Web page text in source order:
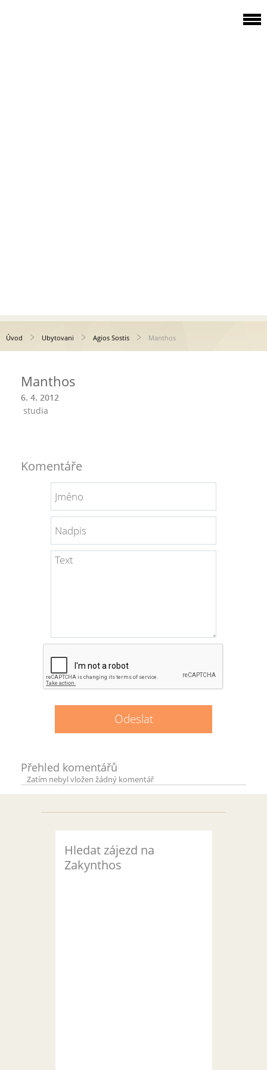
Úvod Ubytovani Agios Sostis Manthos
Manthos
6. 4. 2012
studia
Komentáře
Přehled komentářů
Zatím nebyl vložen žádný komentář
Hledat zájezd na
Zakynthos